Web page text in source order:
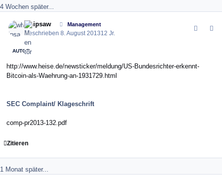
4 Wochen später...
whipsaw Management
Geschrieben8. August 201312 Jr.
AUTOR
http://www.heise.de/newsticker/meldung/US-Bundesrichter-erkennt-
Bitcoin-als-Waehrung-an-1931729.html
SEC Complaint/ Klageschrift
comp-pr2013-132.pdf
Zitieren
1 Monat später...